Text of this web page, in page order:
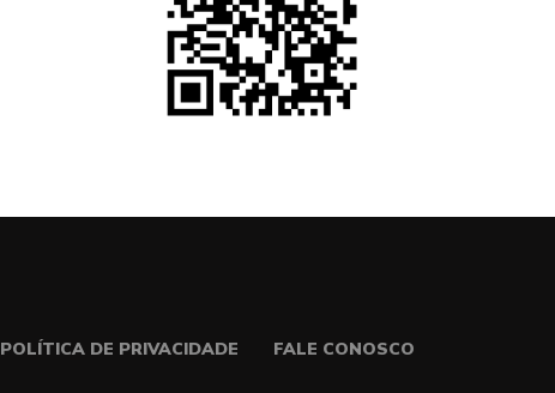
POLÍTICA DE PRIVACIDADE FALE CONOSCO